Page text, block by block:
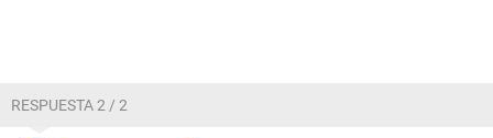
RESPUESTA 2 / 2